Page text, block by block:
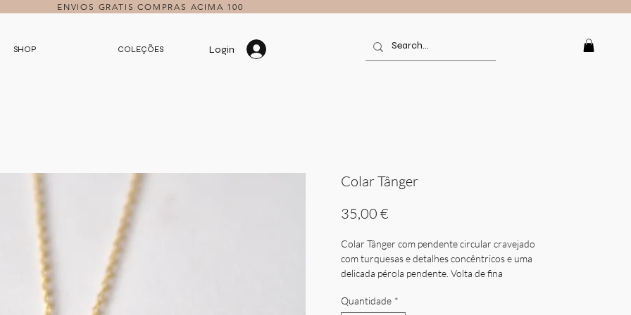
SHOP COLEÇÕES
ENVIOS GRATIS COMPRAS ACIMA 100
Login
Colar Tânger
35,00 €
Colar Tânger com pendente circular cravejado
com turquesas e detalhes concêntricos e uma
delicada pérola pendente. Volta de fina
combina cores vibrantes com sofisticação
Quantidade *